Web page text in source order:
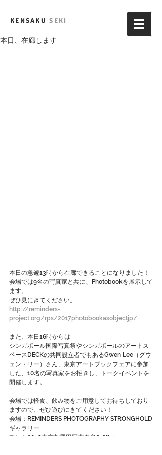
KENSAKUSEKI
本日、在廊します
本日の急遽13時から在廊できることになりました！
会場では9名の写真家と共に、Photobookを展示して
ます。
ぜひ見にきてください。
http://reminders-
project.org/rps/2017photobookasobjectjp/
また、本日16時からは
シンガポール国際写真祭やシンガポールのアートス
ペースDECKの共同設立者でもあるGwen Lee（グウ
ェン・リー）さん、東京アートブックフェアに参加
した、10名の写真家をお招きし、トークイベントを
開催します。
会場では軽食、飲み物をご用意してお待ちしており
ますので、ぜひ遊びにきてください！
会場：REMINDERS PHOTOGRAPHY STRONGHOLD
ギャラリー
〒131-0032東京都墨田区東向島2-28-5